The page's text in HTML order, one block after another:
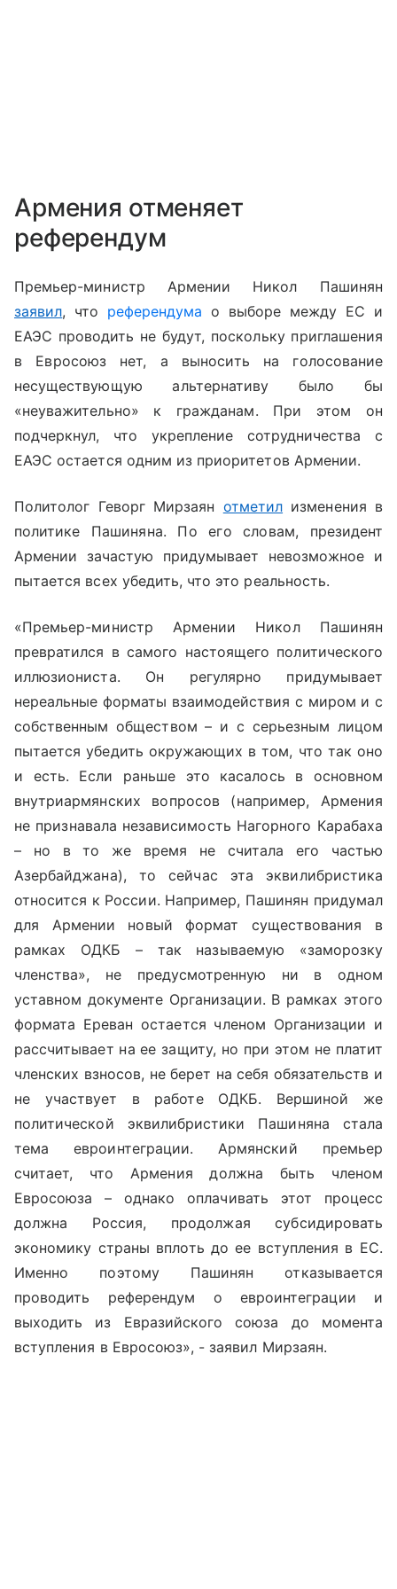
Армения отменяет
референдум
Премьер-министр Армении Никол Пашинян
заявил, что референдума о выборе между ЕС и
ЕАЭС проводить не будут, поскольку приглашения
в Евросоюз нет, а выносить на голосование
несуществующую альтернативу было бы
«неуважительно» к гражданам. При этом он
подчеркнул, что укрепление сотрудничества с
ЕАЭС остается одним из приоритетов Армении.
Политолог Геворг Мирзаян отметил изменения в
политике Пашиняна. По его словам, президент
Армении зачастую придумывает невозможное и
пытается всех убедить, что это реальность.
«Премьер-министр Армении Никол Пашинян
превратился в самого настоящего политического
иллюзиониста. Он регулярно придумывает
нереальные форматы взаимодействия с миром и с
собственным обществом – и с серьезным лицом
пытается убедить окружающих в том, что так оно
и есть. Если раньше это касалось в основном
внутриармянских вопросов (например, Армения
не признавала независимость Нагорного Карабаха
– но в то же время не считала его частью
Азербайджана), то сейчас эта эквилибристика
относится к России. Например, Пашинян придумал
для Армении новый формат существования в
рамках ОДКБ – так называемую «заморозку
членства», не предусмотренную ни в одном
уставном документе Организации. В рамках этого
формата Ереван остается членом Организации и
рассчитывает на ее защиту, но при этом не платит
членских взносов, не берет на себя обязательств и
не участвует в работе ОДКБ. Вершиной же
политической эквилибристики Пашиняна стала
тема евроинтеграции. Армянский премьер
считает, что Армения должна быть членом
Евросоюза – однако оплачивать этот процесс
должна Россия, продолжая субсидировать
экономику страны вплоть до ее вступления в ЕС.
Именно поэтому Пашинян отказывается
проводить референдум о евроинтеграции и
выходить из Евразийского союза до момента
вступления в Евросоюз», - заявил Мирзаян.